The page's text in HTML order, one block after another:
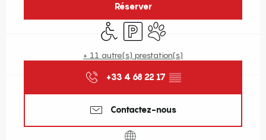
Réserver
Accès handicapés
ParkingAnimaux acceptés
+ 11 autre(s) prestation(s)
+33 4 68 22 17 ▒▒
Contactez-nous